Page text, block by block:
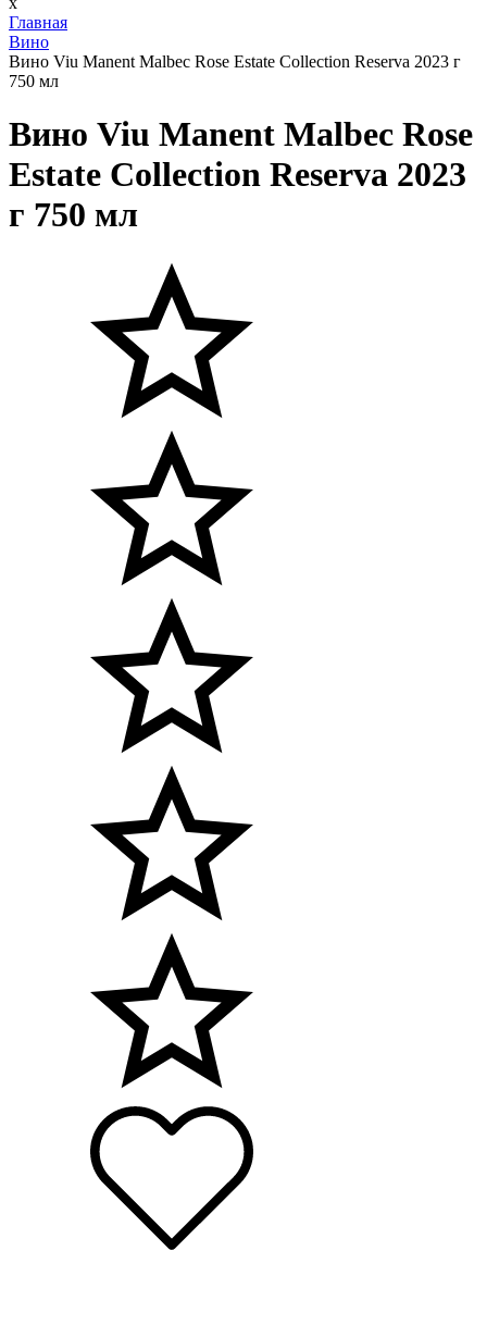
Главная
Вино
Вино Viu Manent Malbec Rose Estate Collection Reserva 2023 г
750 мл
Вино Viu Manent Malbec Rose
Estate Collection Reserva 2023
г 750 мл